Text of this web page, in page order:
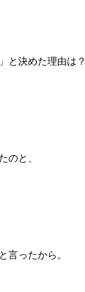
と決めた理由は？
のと、
言ったから。